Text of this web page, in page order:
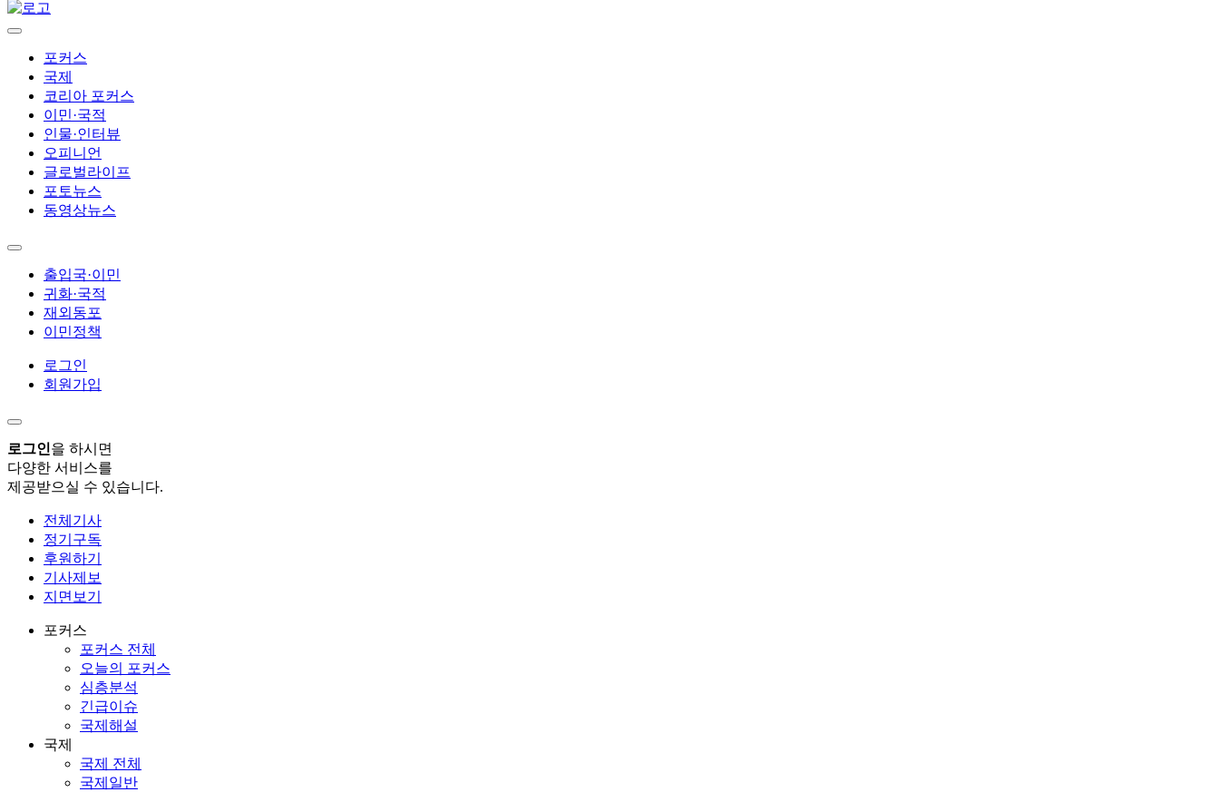
포커스
국제
코리아 포커스
이민·국적
인물·인터뷰
오피니언
글로벌라이프
포토뉴스
동영상뉴스
출입국·이민
귀화·국적
재외동포
이민정책
로그인
회원가입
로그인을 하시면
다양한 서비스를
제공받으실 수 있습니다.
전체기사
정기구독
후원하기
기사제보
지면보기
포커스
포커스 전체
오늘의 포커스
심층분석
긴급이슈
국제해설
국제
국제 전체
국제일반